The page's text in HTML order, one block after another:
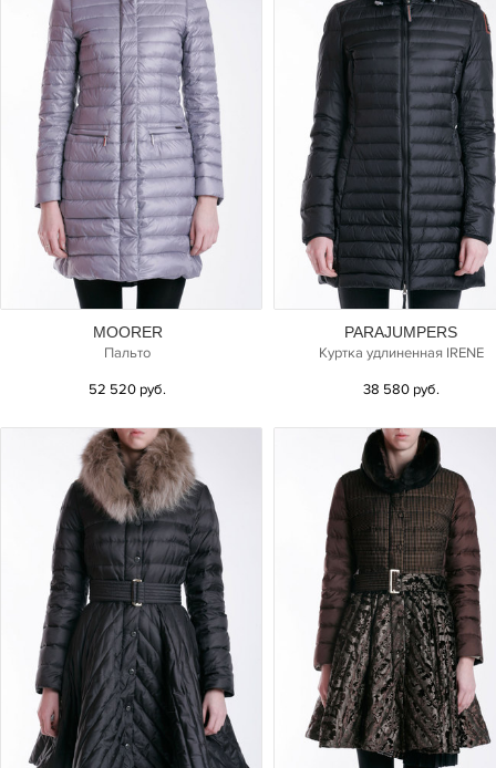
MOORER
Пальто
52 520 руб.
PARAJUMPERS
Куртка удлиненная IRENE
38 580 руб.